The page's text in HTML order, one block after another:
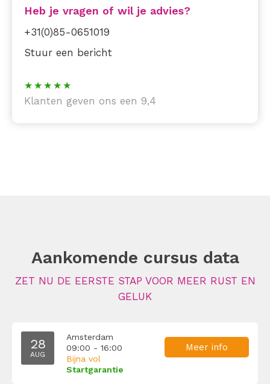
Heb je vragen of wil je advies?
+31(0)85-0651019
Stuur een bericht
Klanten geven ons een 9,4
Aankomende cursus data
ZET NU DE EERSTE STAP VOOR MEER RUST EN
GELUK
28
AUG
Amsterdam
09:00 - 16:00
Bijna vol
Startgarantie
Meer info